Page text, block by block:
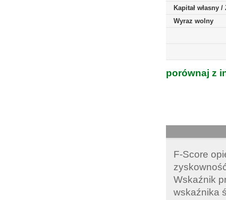
Kapitał własny
Wyraz wolny
porównaj z
F-Score
Wskaźnik
wskaźnika